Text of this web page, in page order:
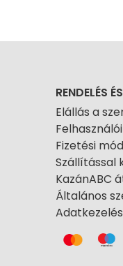
RENDELÉS
Elállás a
Fizetési
Szállítással
KazánABC
Általános